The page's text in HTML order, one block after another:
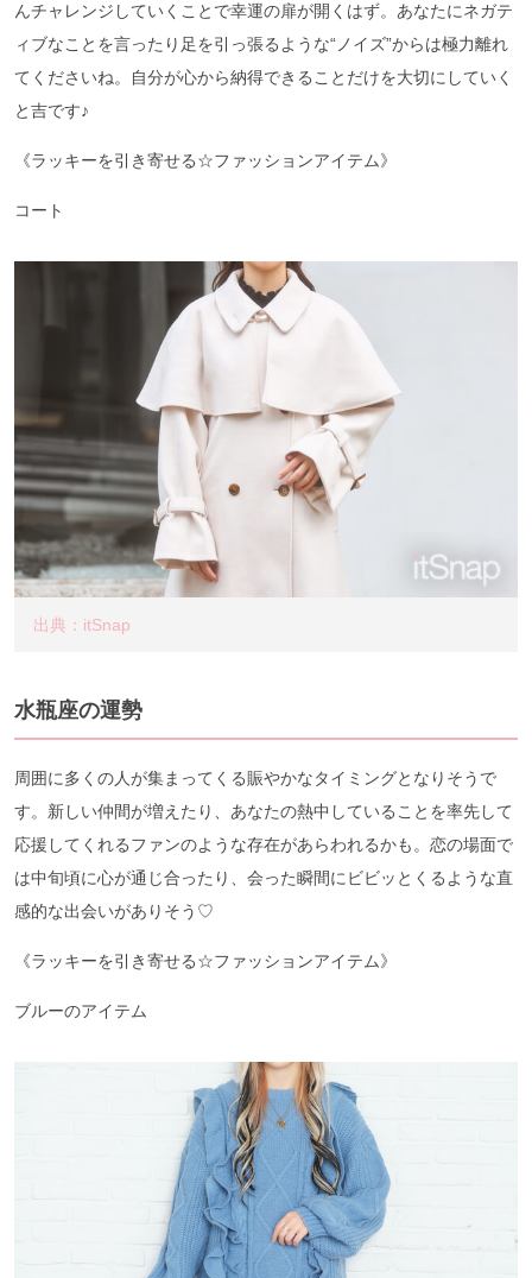
んチャレンジしていくことで幸運の扉が開くはず。あなたにネガテ
ィブなことを言ったり足を引っ張るような“ノイズ”からは極力離れ
てくださいね。自分が心から納得できることだけを大切にしていく
と吉です♪
《ラッキーを引き寄せる☆ファッションアイテム》
コート
出典：itSnap
水瓶座の運勢
周囲に多くの人が集まってくる賑やかなタイミングとなりそうで
す。新しい仲間が増えたり、あなたの熱中していることを率先して
応援してくれるファンのような存在があらわれるかも。恋の場面で
は中旬頃に心が通じ合ったり、会った瞬間にビビッとくるような直
感的な出会いがありそう♡
《ラッキーを引き寄せる☆ファッションアイテム》
ブルーのアイテム